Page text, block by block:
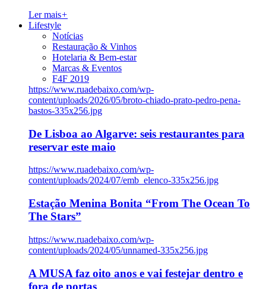
Ler mais+
Lifestyle
Notícias
Restauração & Vinhos
Hotelaria & Bem-estar
Marcas & Eventos
F4F 2019
https://www.ruadebaixo.com/wp-
content/uploads/2026/05/broto-chiado-prato-pedro-pena-
bastos-335x256.jpg
De Lisboa ao Algarve: seis restaurantes para
reservar este maio
https://www.ruadebaixo.com/wp-
content/uploads/2024/07/emb_elenco-335x256.jpg
Estação Menina Bonita “From The Ocean To
The Stars”
https://www.ruadebaixo.com/wp-
content/uploads/2024/05/unnamed-335x256.jpg
A MUSA faz oito anos e vai festejar dentro e
fora de portas